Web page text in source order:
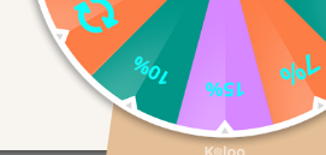
<p321" x="513">Peračník
majú deti ceruzky, pastelky
nájdete kvalitné pastelky
<p684" x="801">✔ Materiál: 100